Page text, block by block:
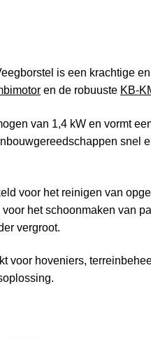
is een krachtige
en de robuuste KB-
van 1,4 kW en vormt
snel
voor het reinigen van
het schoonmaken van
vergroot.
voor hoveniers,